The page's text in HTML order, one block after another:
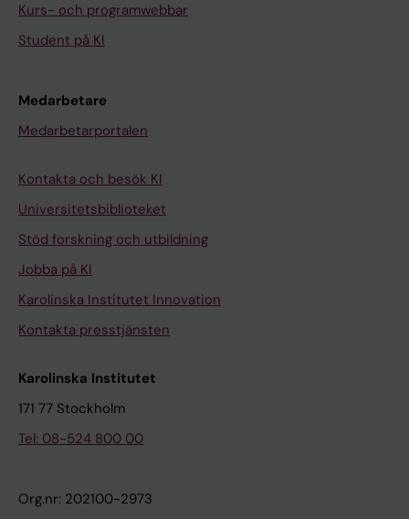
Kurs- och programwebbar
Student på KI
Medarbetare
Medarbetarportalen
Kontakta och besök KI
Universitetsbiblioteket
Stöd forskning och utbildning
Jobba på KI
Karolinska Institutet Innovation
Kontakta presstjänsten
Karolinska Institutet
171 77 Stockholm
Tel: 08-524 800 00
Org.nr: 202100-2973